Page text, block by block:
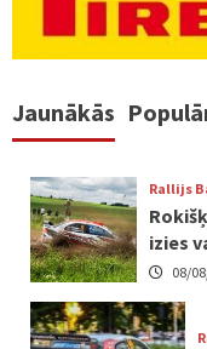
Jaunākās
Rallijs
izies
08/